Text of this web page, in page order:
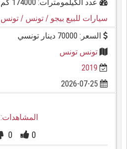
عدد الكيلمومترات: 174000 كم
سيارات للبيع بيجو / تونس / تونس
السعر: 70000 دينار تونسي
تونس تونس
2019
المشاهدات: 68
0
0